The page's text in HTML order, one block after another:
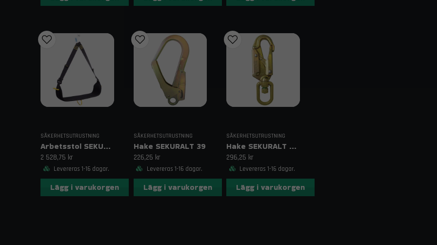
Professionella fallskyddssystem
en pålitlig partner – kontakta oss för
Relaterade sökord:
SÄKERHETSUTRUSTNING
Arbetsstol SEKURALT SKYPAL
2 528,75 kr
Levereras 1-16 dagar.
Lägg i varukorgen
SÄKERHETSUTRUSTNING
Hake SEKURALT 39
226,25 kr
Levereras 1-16 dagar.
Lägg i varukorgen
SÄKERHETSUTRUSTNING
Hake SEKURALT 976
296,25 kr
Levereras 1-16 dagar.
Lägg i varukorgen